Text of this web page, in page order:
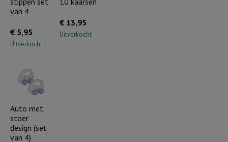
van 4
€ 5,95
Uitverkocht
€ 13,95
Uitverkocht
Auto met
stoer
design (set
van 4)